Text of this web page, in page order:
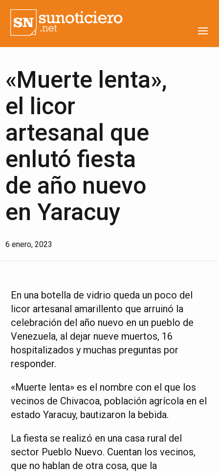
«Muerte lenta»,
el licor
artesanal que
enlutó fiesta
de año nuevo
en Yaracuy
6 enero, 2023
En una botella de vidrio queda un poco del
licor artesanal amarillento que arruinó la
celebración del año nuevo en un pueblo de
Venezuela, al dejar nueve muertos, 16
hospitalizados y muchas preguntas por
responder.
«Muerte lenta» es el nombre con el que los
vecinos de Chivacoa, población agrícola en el
estado Yaracuy, bautizaron la bebida.
La fiesta se realizó en una casa rural del
sector Pueblo Nuevo. Cuentan los vecinos,
que no hablan de otra cosa, que la